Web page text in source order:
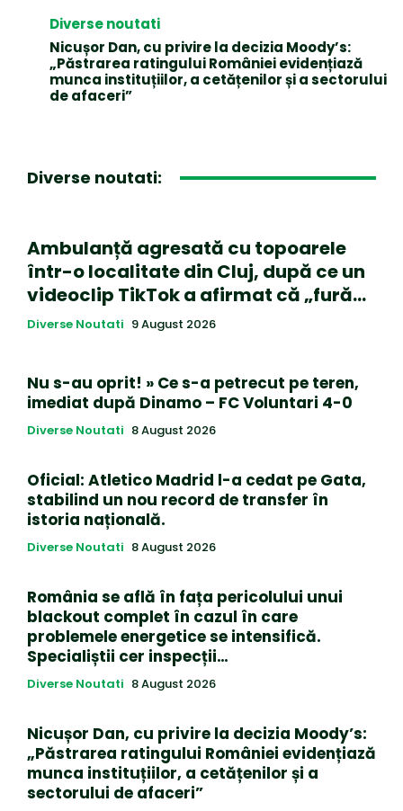
Diverse noutati
Nicușor Dan, cu privire la decizia Moody’s:
„Păstrarea ratingului României evidențiază
munca instituțiilor, a cetățenilor și a sectorului
de afaceri”
Diverse noutati:
Ambulanță agresată cu topoarele
într-o localitate din Cluj, după ce un
videoclip TikTok a afirmat că „fură…
Diverse Noutati 9 August 2026
Nu s-au oprit! » Ce s-a petrecut pe teren,
imediat după Dinamo – FC Voluntari 4-0
Diverse Noutati 8 August 2026
Oficial: Atletico Madrid l-a cedat pe Gata,
stabilind un nou record de transfer în
istoria națională.
Diverse Noutati 8 August 2026
România se află în fața pericolului unui
blackout complet în cazul în care
problemele energetice se intensifică.
Specialiștii cer inspecții…
Diverse Noutati 8 August 2026
Nicușor Dan, cu privire la decizia Moody’s:
„Păstrarea ratingului României evidențiază
munca instituțiilor, a cetățenilor și a
sectorului de afaceri”